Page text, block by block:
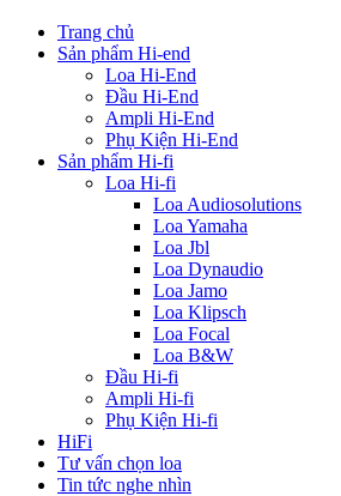
Trang chủ
Sản phẩm Hi-end
Loa Hi-End
Đầu Hi-End
Ampli Hi-End
Phụ Kiện Hi-End
Sản phẩm Hi-fi
Loa Hi-fi
Loa Audiosolutions
Loa Yamaha
Loa Jbl
Loa Dynaudio
Loa Jamo
Loa Klipsch
Loa Focal
Loa B&W
Đầu Hi-fi
Ampli Hi-fi
Phụ Kiện Hi-fi
HiFi
Tư vấn chọn loa
Tin tức nghe nhìn